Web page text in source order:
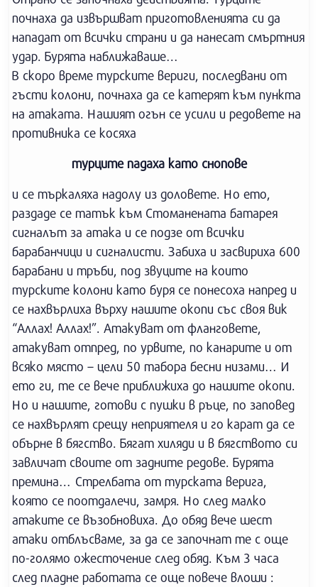
почнаха да извършват приготовленията си да
нападат от всички страни и да нанесат смъртния
удар. Бурята наближаваше…
В скоро време турските вериги, последвани от
гъсти колони, почнаха да се катерят към пункта
на атаката. Нашият огън се усили и редовете на
противника се косяха
турците падаха като снопове
и се търкаляха надолу из доловете. Но ето,
раздаде се татък към Стоманената батарея
сигналът за атака и се подзе от всички
барабанчици и сигналисти. Забиха и засвириха 600
барабани и тръби, под звуците на които
турските колони като буря се понесоха напред и
се нахвърлиха върху нашите окопи със своя вик
“Аллах! Аллах!”. Атакуват от фланговете,
атакуват отпред, по урвите, по канарите и от
всяко място – цели 50 табора бесни низами… И
ето ги, те се вече приближиха до нашите окопи.
Но и нашите, готови с пушки в ръце, по заповед
се нахвърлят срещу неприятеля и го карат да се
обърне в бягство. Бягат хиляди и в бягството си
завличат своите от задните редове. Бурята
премина… Стрелбата от турската верига,
която се поотдалечи, замря. Но след малко
атаките се възобновиха. До обяд вече шест
атаки отблъсваме, за да се започнат те с още
по-голямо ожесточение след обяд. Към 3 часа
след пладне работата се още повече влоши :